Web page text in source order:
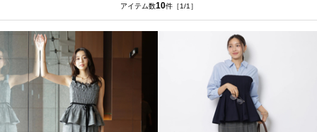
アイテム数10件［1/1］